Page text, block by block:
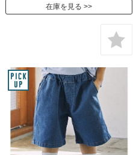
在庫を見る